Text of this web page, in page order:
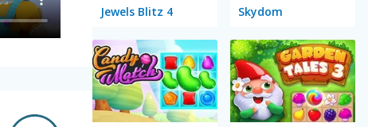
Jewels Blitz 4 Skydom